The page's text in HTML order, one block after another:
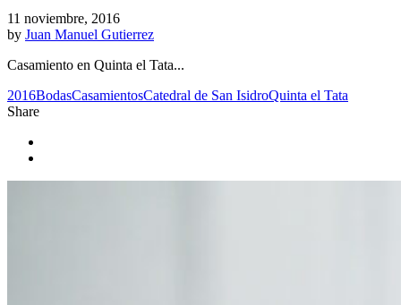
11 noviembre, 2016
by Juan Manuel Gutierrez
Casamiento en Quinta el Tata...
2016BodasCasamientosCatedral de San IsidroQuinta el Tata
Share